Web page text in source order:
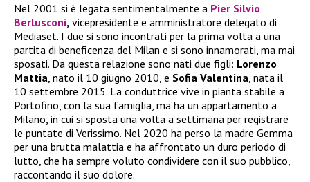
Nel 2001 si è legata sentimentalmente a Pier Silvio
Berlusconi, vicepresidente e amministratore delegato di
Mediaset. I due si sono incontrati per la prima volta a una
partita di beneficenza del Milan e si sono innamorati, ma mai
sposati. Da questa relazione sono nati due figli: Lorenzo
Mattia , nato il 10 giugno 2010, e Sofia Valentina , nata il
10 settembre 2015. La conduttrice vive in pianta stabile a
Portofino, con la sua famiglia, ma ha un appartamento a
Milano, in cui si sposta una volta a settimana per registrare
le puntate di Verissimo. Nel 2020 ha perso la madre Gemma
per una brutta malattia e ha affrontato un duro periodo di
lutto, che ha sempre voluto condividere con il suo pubblico,
raccontando il suo dolore.